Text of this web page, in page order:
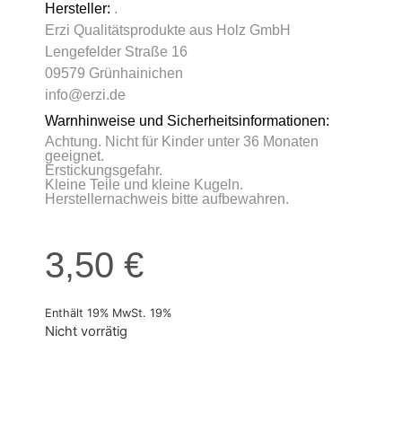
Hersteller: .
Erzi Qualitätsprodukte aus Holz GmbH
Lengefelder Straße 16
09579 Grünhainichen
info@erzi.de
Warnhinweise und Sicherheitsinformationen:
Achtung. Nicht für Kinder unter 36 Monaten
geeignet.
Erstickungsgefahr.
Kleine Teile und kleine Kugeln.
Herstellernachweis bitte aufbewahren.
3,50 €
Enthält 19% MwSt. 19%
Nicht vorrätig